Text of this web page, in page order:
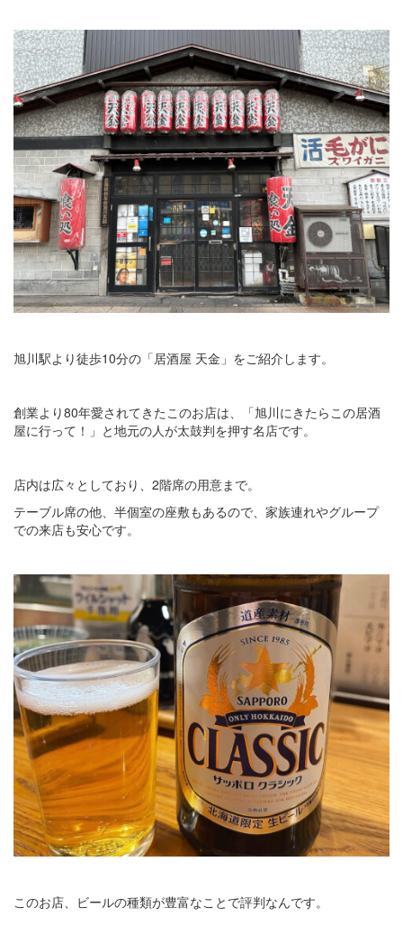
旭川駅より徒歩10分の「居酒屋 天金」をご紹介します。
創業より80年愛されてきたこのお店は、「旭川にきたらこの居酒
屋に行って！」と地元の人が太鼓判を押す名店です。
店内は広々としており、2階席の用意まで。
テーブル席の他、半個室の座敷もあるので、家族連れやグループ
での来店も安心です。
このお店、ビールの種類が豊富なことで評判なんです。